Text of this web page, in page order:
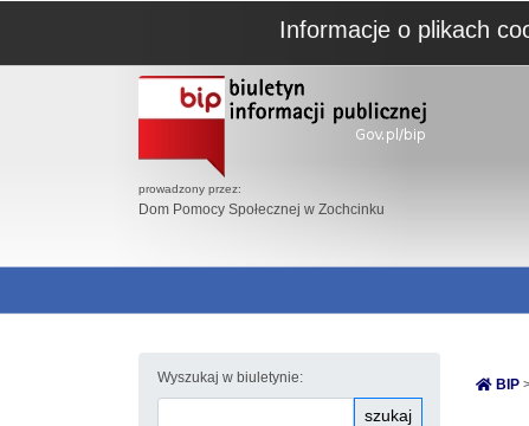
prowadzony przez:
Dom Pomocy Społecznej w Zochcinku
Wyszukaj w biuletynie:
szukaj
BIP
Informacje o plikach